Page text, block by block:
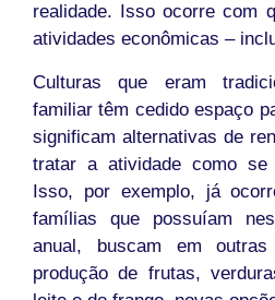
realidade. Isso ocorre com
atividades econômicas –
Culturas que eram
familiar têm cedido espaço
significam alternativas de
tratar a atividade como se
Isso, por exemplo, já
famílias que possuíam
anual, buscam em
produção de frutas,